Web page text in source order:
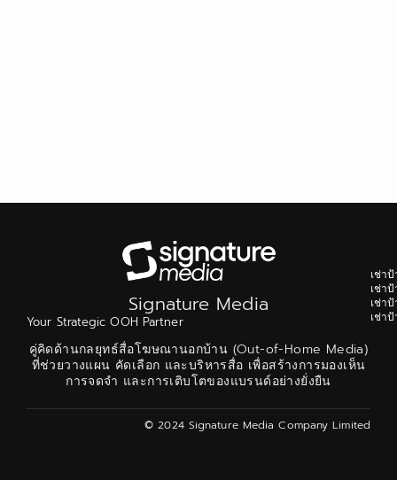
Signature Media
Your Strategic OOH Partner
คู่คิดด้านกลยุทธ์สื่อโฆษณานอกบ้าน (Out-of-Home Media)
ที่ช่วยวางแผน คัดเลือก และบริหารสื่อ เพื่อสร้างการมองเห็น
การจดจำ และการเติบโตของแบรนด์อย่างยั่งยืน
เช่า
เช่า
เช่า
เช่า
© 2024 Signature Media Company Limited